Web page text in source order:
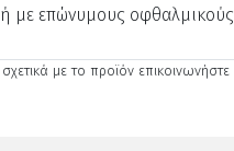
με επώνυμους οφθαλμικούς
με το προϊόν επικοινωνήστε